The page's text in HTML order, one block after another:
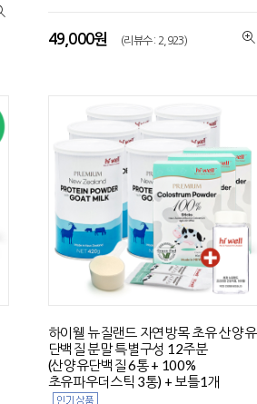
49,000원 (리뷰수 : 2,923)
하이웰 뉴질랜드 자연방목 초유 산양유
단백질 분말 특별구성 12주분
(산양유단백질 6통 + 100%
초유파우더스틱 3통) + 보틀1개